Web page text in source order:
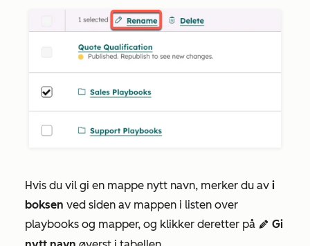
Hvis du vil gi en mappe nytt navn, merker du av i
boksen ved siden av mappen i listen over
playbooks og mapper, og klikker deretter på edit Gi